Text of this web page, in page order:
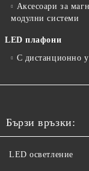
Аксесоари за
модулни системи
LED плафони
С дистанционно
Бързи връзки:
LED осветление